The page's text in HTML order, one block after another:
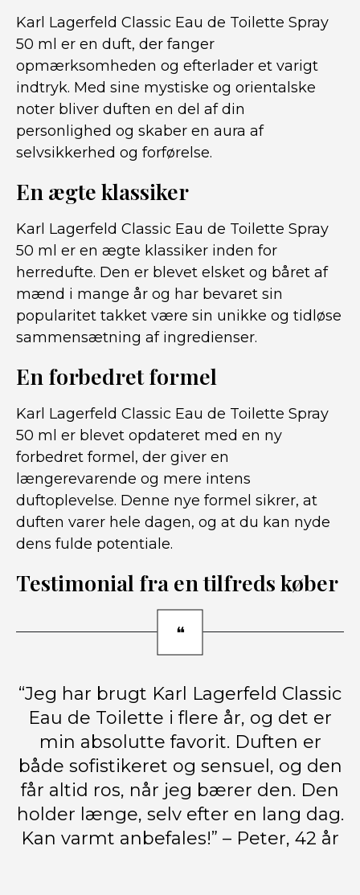
Karl Lagerfeld Classic Eau de Toilette Spray
50 ml er en duft, der fanger
opmærksomheden og efterlader et varigt
indtryk. Med sine mystiske og orientalske
noter bliver duften en del af din
personlighed og skaber en aura af
selvsikkerhed og forførelse.
En ægte klassiker
Karl Lagerfeld Classic Eau de Toilette Spray
50 ml er en ægte klassiker inden for
herredufte. Den er blevet elsket og båret af
mænd i mange år og har bevaret sin
popularitet takket være sin unikke og tidløse
sammensætning af ingredienser.
En forbedret formel
Karl Lagerfeld Classic Eau de Toilette Spray
50 ml er blevet opdateret med en ny
forbedret formel, der giver en
længerevarende og mere intens
duftoplevelse. Denne nye formel sikrer, at
duften varer hele dagen, og at du kan nyde
dens fulde potentiale.
Testimonial fra en tilfreds køber
“Jeg har brugt Karl Lagerfeld Classic
Eau de Toilette i flere år, og det er
min absolutte favorit. Duften er
både sofistikeret og sensuel, og den
får altid ros, når jeg bærer den. Den
holder længe, selv efter en lang dag.
Kan varmt anbefales!” – Peter, 42 år